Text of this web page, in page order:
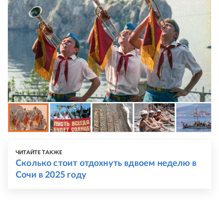
ЧИТАЙТЕ ТАКЖЕ
Сколько стоит отдохнуть вдвоем неделю в
Сочи в 2025 году